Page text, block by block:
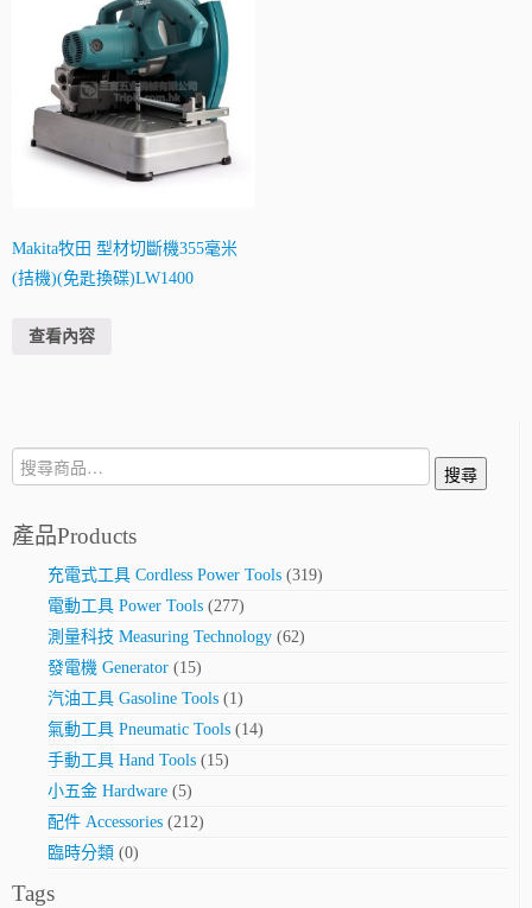
Makita牧田 型材切斷機355毫米
(拮機)(免匙換碟)LW1400
查看內容
搜
尋:
搜尋
產品Products
充電式工具 Cordless Power Tools (319)
電動工具 Power Tools (277)
測量科技 Measuring Technology (62)
發電機 Generator (15)
汽油工具 Gasoline Tools (1)
氣動工具 Pneumatic Tools (14)
手動工具 Hand Tools (15)
小五金 Hardware (5)
配件 Accessories (212)
臨時分類 (0)
Tags